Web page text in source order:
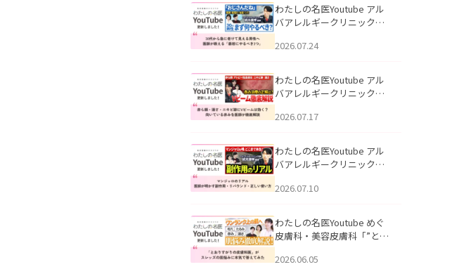
わたしの名医Youtube アル
バアレルギークリニック札
える男性へ｜医師が教える
公開いたしました。
2026.07.24
わたしの名医Youtube アル
バアレルギークリニック札
跡にVビームは効く？向いて
説」を公開いたしました。
2026.07.17
わたしの名医Youtube アル
バアレルギークリニック札
医師が明かす副作用・リバ
公開いたしました。
2026.07.10
わたしの名医Youtube めぐ
皮膚科・美容皮膚科「”とお
ッズの肌悩みに本気で答え
2026.06.05